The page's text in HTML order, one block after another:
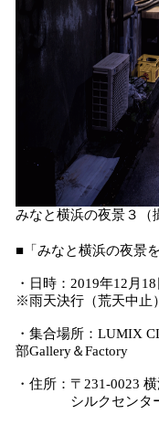
みなと横浜の夜景３（
■「みなと横浜の夜景
・日時：2019年12月
※雨天決行（荒天中止）
・集合場所：LUMIX
部Gallery＆Factory
・住所：〒231-0023
シルクセンター